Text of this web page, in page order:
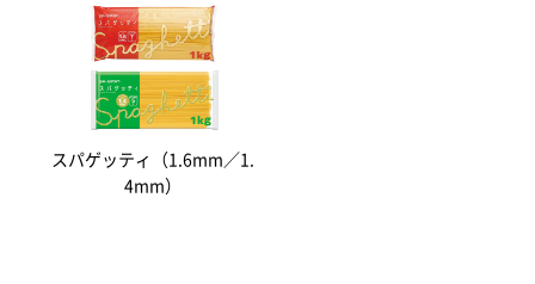
スパゲッティ（1.6mm／1.
4mm）